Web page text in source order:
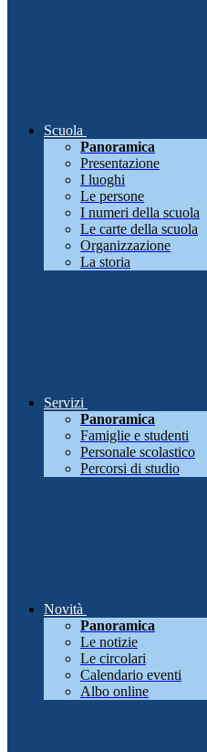
Scuola
Panoramica
Presentazione
I luoghi
Le persone
I numeri della scuola
Le carte della scuola
Organizzazione
La storia
Servizi
Panoramica
Famiglie e studenti
Personale scolastico
Percorsi di studio
Novità
Panoramica
Le notizie
Le circolari
Calendario eventi
Albo online